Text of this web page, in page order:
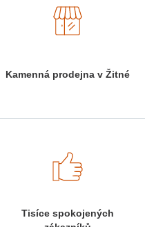
Kamenná prodejna v Žitné
Tisíce spokojených